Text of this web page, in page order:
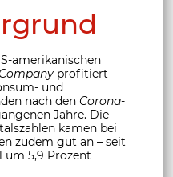
amerikanischen
Company profitiert
und
nach den Corona-
Jahre. Die
kamen bei
zudem gut an – seit
um 5,9 Prozent